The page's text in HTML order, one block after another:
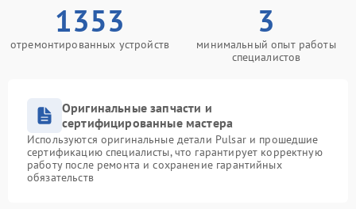
1353
отремонтированных устройств
3
минимальный опыт работы
специалистов
Оригинальные запчасти и
сертифицированные мастера
Используются оригинальные детали Pulsar и прошедшие
сертификацию специалисты, что гарантирует корректную
работу после ремонта и сохранение гарантийных
обязательств